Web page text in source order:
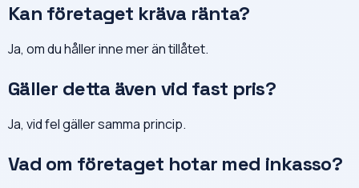
Kan företaget kräva ränta?
Ja, om du håller inne mer än tillåtet.
Gäller detta även vid fast pris?
Ja, vid fel gäller samma princip.
Vad om företaget hotar med inkasso?